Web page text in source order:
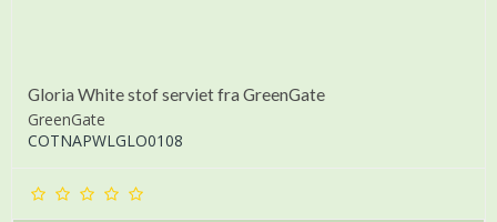
Gloria White stof serviet fra GreenGate
GreenGate
COTNAPWLGLO0108